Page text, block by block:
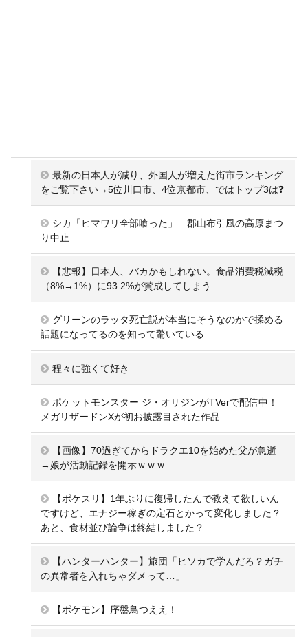
最新の日本人が減り、外国人が増えた街市ランキング
をご覧下さい→5位川口市、4位京都市、ではトップ3は❓
シカ「ヒマワリ全部喰った」 郡山布引風の高原まつ
り中止
【悲報】日本人、バカかもしれない。食品消費税減税
（8%→1%）に93.2%が賛成してしまう
グリーンのラッタ死亡説が本当にそうなのかで揉める
話題になってるのを知って驚いている
程々に強くて好き
ポケットモンスター ジ・オリジンがTVerで配信中！
メガリザードンXが初お披露目された作品
【画像】70過ぎてからドラクエ10を始めた父が急逝
→娘が活動記録を開示ｗｗｗ
【ポケスリ】1年ぶりに復帰したんで教えて欲しいん
ですけど、エナジー稼ぎの定石とかって変化しました？
あと、食材並び論争は終結しました？
【ハンターハンター】旅団「ヒソカで学んだろ？ガチ
の異常者を入れちゃダメって…」
【ポケモン】序盤鳥つええ！